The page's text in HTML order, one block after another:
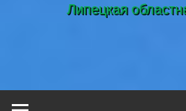
Липецкая